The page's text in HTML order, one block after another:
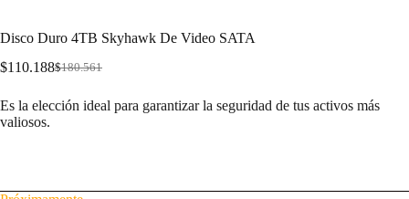
Disco Duro 4TB Skyhawk De Video SATA
$180.561
$110.188
Es la elección ideal para garantizar la seguridad de tus activos más
valiosos.